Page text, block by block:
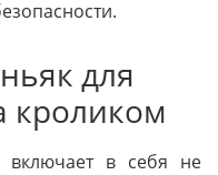
для
кроликом
в себя не